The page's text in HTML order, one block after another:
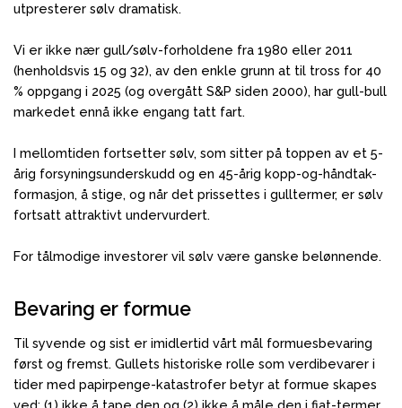
utpresterer sølv dramatisk.
Vi er ikke nær gull/sølv-forholdene fra 1980 eller 2011
(henholdsvis 15 og 32), av den enkle grunn at til tross for 40
% oppgang i 2025 (og overgått S&P siden 2000), har gull-bull
markedet ennå ikke engang tatt fart.
I mellomtiden fortsetter sølv, som sitter på toppen av et 5-
årig forsyningsunderskudd og en 45-årig kopp-og-håndtak-
formasjon, å stige, og når det prissettes i gulltermer, er sølv
fortsatt attraktivt undervurdert.
For tålmodige investorer vil sølv være ganske belønnende.
Bevaring er formue
Til syvende og sist er imidlertid vårt mål formuesbevaring
først og fremst. Gullets historiske rolle som verdibevarer i
tider med papirpenge-katastrofer betyr at formue skapes